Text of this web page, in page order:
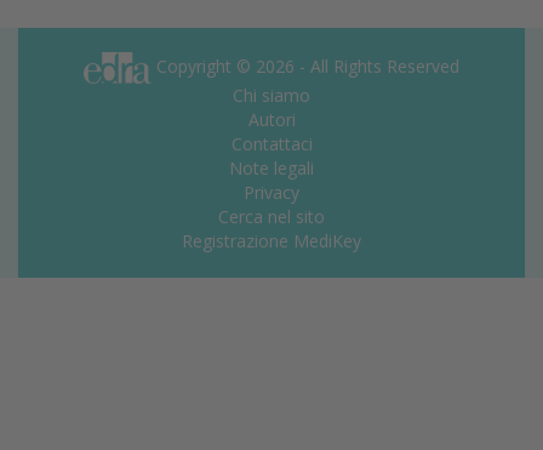
Copyright © 2026 - All Rights Reserved
Chi siamo
Autori
Contattaci
Note legali
Privacy
Cerca nel sito
Registrazione MediKey